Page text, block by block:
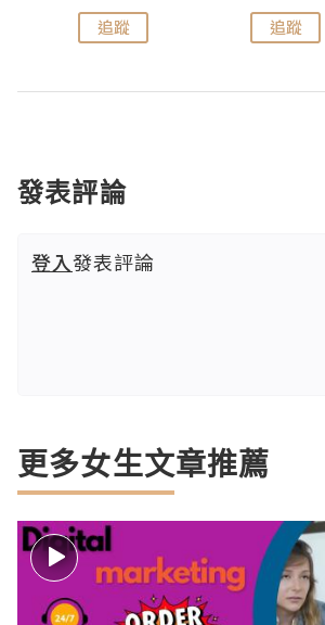
追蹤 追蹤
發表評論
登入發表評論
更多女生文章推薦